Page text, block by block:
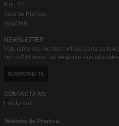
Mou TV
Sala de Premsa
GenTMB
NEWSLETTER
Vols rebre les nostres notícies cada
correu? Només has de donar-nos una
SUBSCRIU-TE
CONTACTA'NS
Escriu-nos
Telèfons de Premsa